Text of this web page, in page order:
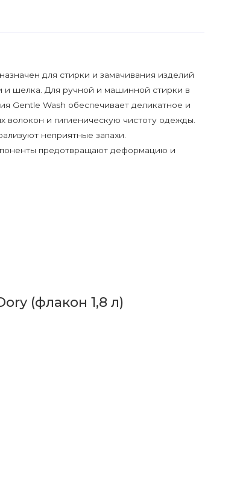
для стирки и замачивания изделий
и шелка. Для ручной и машинной стирки в
Gentle Wash обеспечивает деликатное и
волокон и гигиеническую чистоту одежды.
неприятные запахи.
предотвращают деформацию и
(флакон 1,8 л)